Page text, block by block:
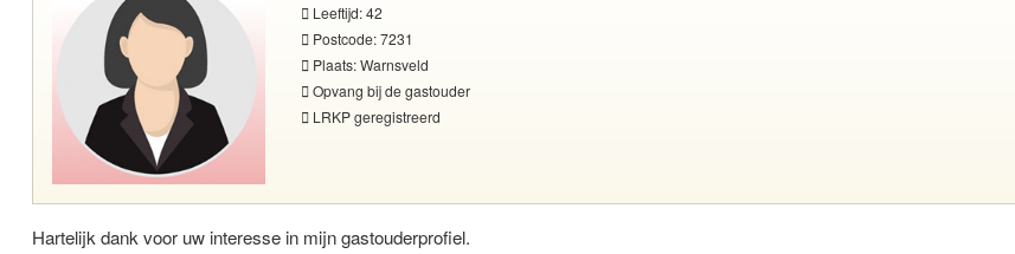
Leeftijd: 42
Postcode: 7231
Plaats: Warnsveld
Opvang bij de gastouder
LRKP geregistreerd
Hartelijk dank voor uw interesse in mijn gastouderprofiel.